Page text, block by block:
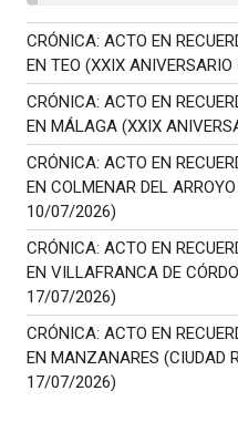
CRÓNICA: ACTO EN
EN TEO (XXIX
CRÓNICA: ACTO EN
EN MÁLAGA (XXIX
CRÓNICA: ACTO EN
EN COLMENAR DEL
10/07/2026)
CRÓNICA: ACTO EN
EN VILLAFRANCA DE
17/07/2026)
CRÓNICA: ACTO EN
EN MANZANARES (CIUDAD
17/07/2026)